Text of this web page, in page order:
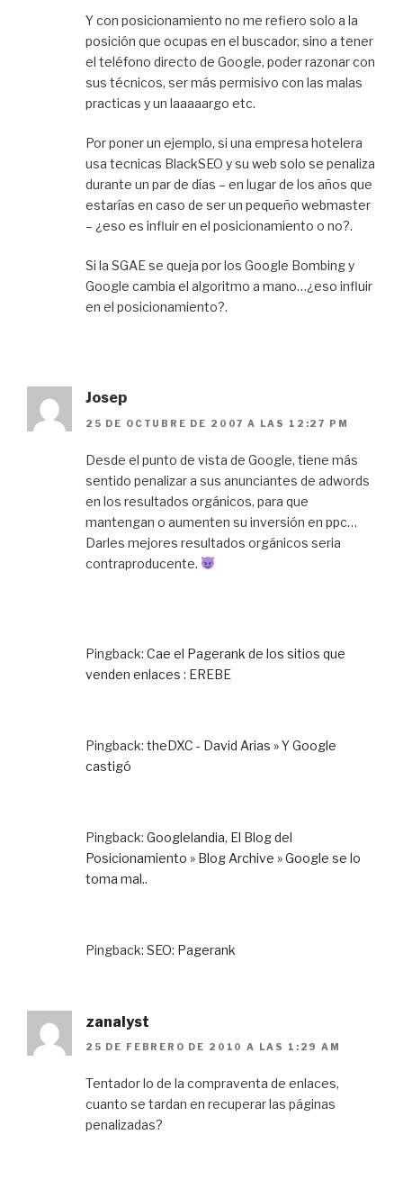
Y con posicionamiento no me refiero solo a la
posición que ocupas en el buscador, sino a tener
el teléfono directo de Google, poder razonar con
sus técnicos, ser más permisivo con las malas
practicas y un laaaaargo etc.
Por poner un ejemplo, si una empresa hotelera
usa tecnicas BlackSEO y su web solo se penaliza
durante un par de días – en lugar de los años que
estarías en caso de ser un pequeño webmaster
– ¿eso es influir en el posicionamiento o no?.
Si la SGAE se queja por los Google Bombing y
Google cambia el algoritmo a mano…¿eso influir
en el posicionamiento?.
Josep
25 DE OCTUBRE DE 2007 A LAS 12:27 PM
Desde el punto de vista de Google, tiene más
sentido penalizar a sus anunciantes de adwords
en los resultados orgánicos, para que
mantengan o aumenten su inversión en ppc…
Darles mejores resultados orgánicos seria
contraproducente.
Pingback: Cae el Pagerank de los sitios que
venden enlaces : EREBE
Pingback: theDXC - David Arias » Y Google
castigó
Pingback: Googlelandia, El Blog del
Posicionamiento » Blog Archive » Google se lo
toma mal..
Pingback: SEO: Pagerank
zanalyst
25 DE FEBRERO DE 2010 A LAS 1:29 AM
Tentador lo de la compraventa de enlaces,
cuanto se tardan en recuperar las páginas
penalizadas?